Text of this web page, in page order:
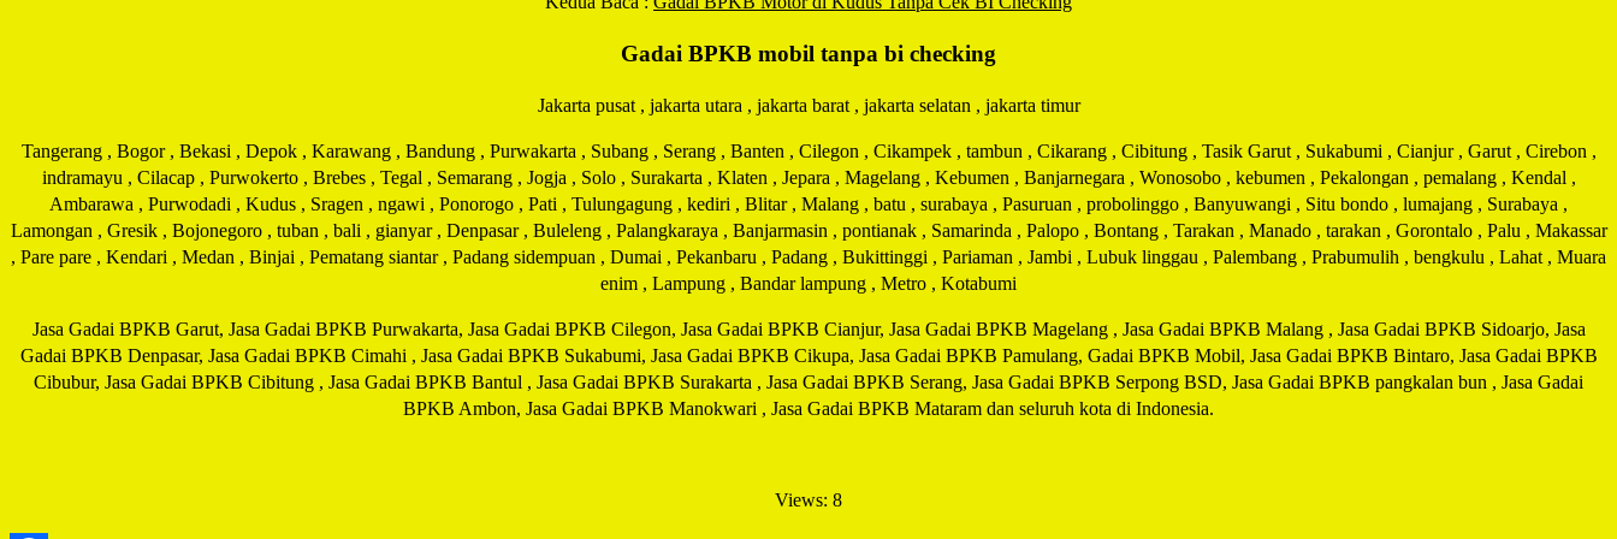
Gadai BPKB mobil tanpa bi checking
Jakarta pusat , jakarta utara , jakarta barat , jakarta selatan , jakarta timur
Tangerang , Bogor , Bekasi , Depok , Karawang , Bandung , Purwakarta , Subang , Serang , Banten , Cilegon , Cikampek , tambun , Cikarang , Cibitung , Tasik Garut , Sukabumi , Cianjur , Garut , Cirebon ,
indramayu , Cilacap , Purwokerto , Brebes , Tegal , Semarang , Jogja , Solo , Surakarta , Klaten , Jepara , Magelang , Kebumen , Banjarnegara , Wonosobo , kebumen , Pekalongan , pemalang , Kendal ,
Ambarawa , Purwodadi , Kudus , Sragen , ngawi , Ponorogo , Pati , Tulungagung , kediri , Blitar , Malang , batu , surabaya , Pasuruan , probolinggo , Banyuwangi , Situ bondo , lumajang , Surabaya ,
Lamongan , Gresik , Bojonegoro , tuban , bali , gianyar , Denpasar , Buleleng , Palangkaraya , Banjarmasin , pontianak , Samarinda , Palopo , Bontang , Tarakan , Manado , tarakan , Gorontalo , Palu , Makassar
, Pare pare , Kendari , Medan , Binjai , Pematang siantar , Padang sidempuan , Dumai , Pekanbaru , Padang , Bukittinggi , Pariaman , Jambi , Lubuk linggau , Palembang , Prabumulih , bengkulu , Lahat , Muara
enim , Lampung , Bandar lampung , Metro , Kotabumi
Jasa Gadai BPKB Garut, Jasa Gadai BPKB Purwakarta, Jasa Gadai BPKB Cilegon, Jasa Gadai BPKB Cianjur, Jasa Gadai BPKB Magelang , Jasa Gadai BPKB Malang , Jasa Gadai BPKB Sidoarjo, Jasa
Gadai BPKB Denpasar, Jasa Gadai BPKB Cimahi , Jasa Gadai BPKB Sukabumi, Jasa Gadai BPKB Cikupa, Jasa Gadai BPKB Pamulang, Gadai BPKB Mobil, Jasa Gadai BPKB Bintaro, Jasa Gadai BPKB
Cibubur, Jasa Gadai BPKB Cibitung , Jasa Gadai BPKB Bantul , Jasa Gadai BPKB Surakarta , Jasa Gadai BPKB Serang, Jasa Gadai BPKB Serpong BSD, Jasa Gadai BPKB pangkalan bun , Jasa Gadai
BPKB Ambon, Jasa Gadai BPKB Manokwari , Jasa Gadai BPKB Mataram dan seluruh kota di Indonesia.
Views: 8